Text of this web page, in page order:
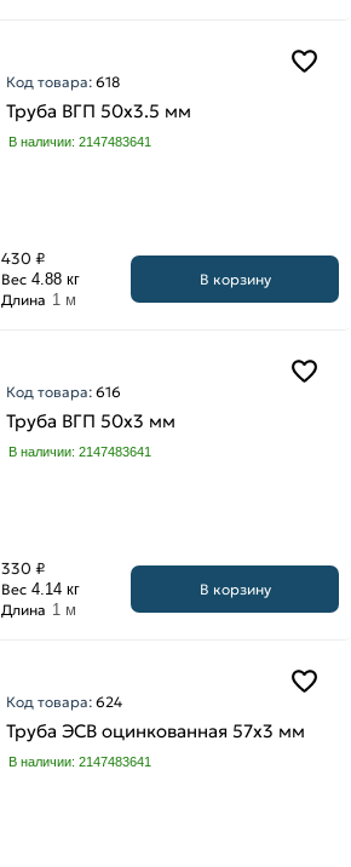
Код товара:618
Труба ВГП 50х3.5 мм
В наличии: 2147483641
430 ₽
Вес 4.88 кг
Длина 1 м
В корзину
Код товара:616
Труба ВГП 50х3 мм
В наличии: 2147483641
330 ₽
Вес 4.14 кг
Длина 1 м
В корзину
Код товара:624
Труба ЭСВ оцинкованная 57х3 мм
В наличии: 2147483641